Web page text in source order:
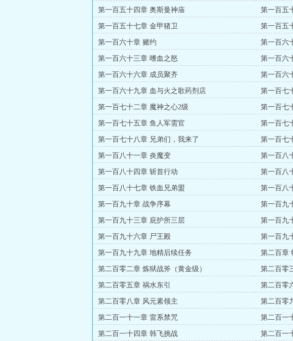
第一百五十四章 奥斯曼神庙 第一百五
第一百五十七章 金甲猪卫 第一百五
第一百六十章 赌约 第一百六
第一百六十三章 嗜血之怒 第一百六
第一百六十六章 成员聚齐 第一百六
第一百六十九章 血与火之歌药剂店 第一百七
第一百七十二章 魔神之心2级 第一百七
第一百七十五章 鱼人军需官 第一百七
第一百七十八章 兄弟们，我来了 第一百七
第一百八十一章 炎魔变 第一百八
第一百八十四章 斩首行动 第一百八
第一百八十七章 铁血兄弟盟 第一百八
第一百九十章 战争序幕 第一百九
第一百九十三章 庇护所三层 第一百九
第一百九十六章 尸王殿 第一百九
第一百九十九章 地精后续任务 第二百章
第二百零二章 炼狱战斧（黄金级） 第二百零
第二百零五章 祸水东引 第二百零
第二百零八章 风元素领主 第二百零
第二百一十一章 雷系禁咒 第二百一
第二百一十四章 韩飞挑战 第二百一